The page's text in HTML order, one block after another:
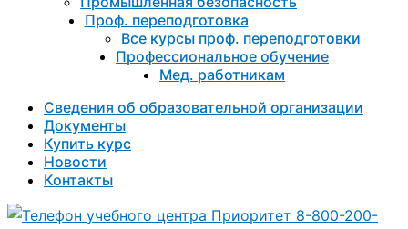
Проф. переподготовка
Все курсы проф. переподготовки
Профессиональное обучение
Мед. работникам
Сведения об образовательной организации
Документы
Купить курс
Новости
Контакты
8-800-200-